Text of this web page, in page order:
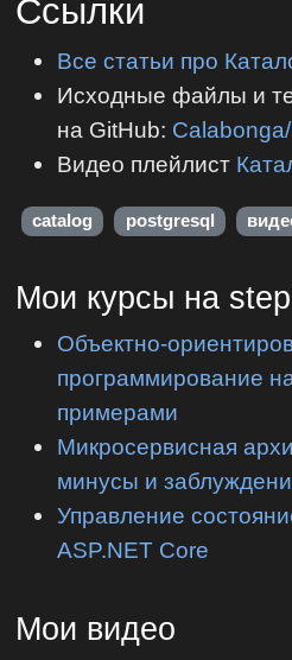
Ссылки
Все статьи про
Исходные файлы и
на GitHub:
Видео плейлист
catalog postgresql
Мои курсы на
Объектно-
программирование
примерами
Микросервисная
минусы и
Управление
ASP.NET Core
Мои видео